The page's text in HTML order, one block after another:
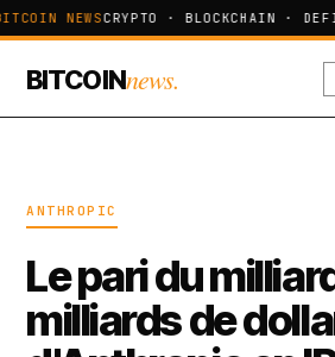
NEWSCRYPTO · BLOCKCHAIN ·
BITCOINnews.
ANTHROPIC
Le pari du
milliards de